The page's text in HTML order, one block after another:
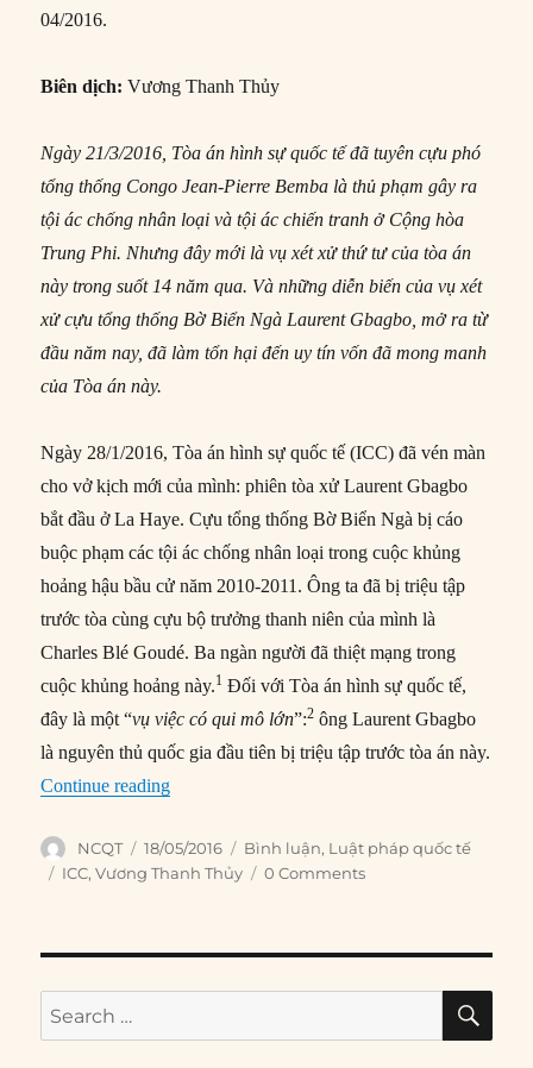
04/2016.
Biên dịch: Vương Thanh Thủy
Ngày 21/3/2016, Tòa án hình sự quốc tế đã tuyên cựu phó
tổng thống Congo Jean‑Pierre Bemba là thủ phạm gây ra
tội ác chống nhân loại và tội ác chiến tranh ở Cộng hòa
Trung Phi. Nhưng đây mới là vụ xét xử thứ tư của tòa án
này trong suốt 14 năm qua. Và những diễn biến của vụ xét
xử cựu tổng thống Bờ Biển Ngà Laurent Gbagbo, mở ra từ
đầu năm nay, đã làm tổn hại đến uy tín vốn đã mong manh
của Tòa án này.
Ngày 28/1/2016, Tòa án hình sự quốc tế (ICC) đã vén màn
cho vở kịch mới của mình: phiên tòa xử Laurent Gbagbo
bắt đầu ở La Haye. Cựu tổng thống Bờ Biển Ngà bị cáo
buộc phạm các tội ác chống nhân loại trong cuộc khủng
hoảng hậu bầu cử năm 2010-2011. Ông ta đã bị triệu tập
trước tòa cùng cựu bộ trưởng thanh niên của mình là
Charles Blé Goudé. Ba ngàn người đã thiệt mạng trong
cuộc khủng hoảng này.1 Đối với Tòa án hình sự quốc tế,
đây là một “vụ việc có qui mô lớn”:2 ông Laurent Gbagbo
là nguyên thủ quốc gia đầu tiên bị triệu tập trước tòa án này.
Continue reading“Những nghi ngờ đối với Tòa án Hình sự Quốc
Author
NCQT
Posted
on
18/05/2016 Categories
Bình luận, Luật pháp quốc tế
Tags
ICC,Vương Thanh Thủy 0 Comments
Search
for: